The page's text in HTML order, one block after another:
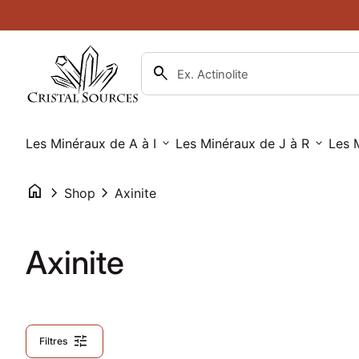
Accueil
CompteVoir mon panier
shopping_cart
Accueil
Recherche"
search
Les Minéraux de A à I expand_more Les Minéraux de J à R expand_more Les
home chevron_right Shop chevron_right Axinite
Axinite
Filtres tune